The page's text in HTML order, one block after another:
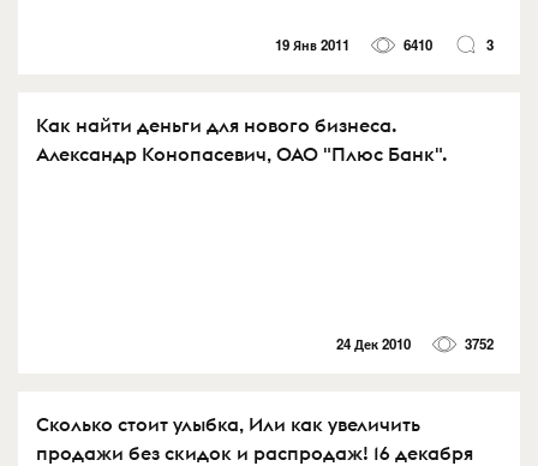
19 Янв 2011 6410 3
Как найти деньги для нового бизнеса.
Александр Конопасевич, ОАО "Плюс Банк".
24 Дек 2010 3752
Сколько стоит улыбка, Или как увеличить
продажи без скидок и распродаж! 16 декабря